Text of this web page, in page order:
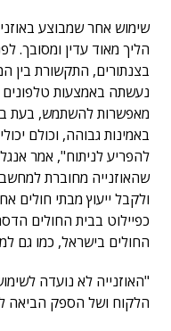
שימוש אחר שמבוצע
הליך מאוד עדין ומסובך.
בצנתורים, התקשורת בין
נעשתה באמצעות טלפונים
מאפשרות להשתמש, בעת
באמינות גבוהה, וכולם
להפריע לניתוח", אמר
שהאוזנייה מחוברת
ולקבל ייעוץ מבתי חולים
כפיילוט בבית החולים
החולים בישראל, כמו גם
"האוזנייה לא נועדה
הלקוח ושל הספק הביאה